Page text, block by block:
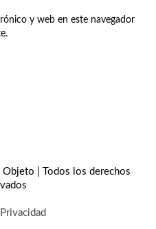
y web en este navegador
| Todos los derechos